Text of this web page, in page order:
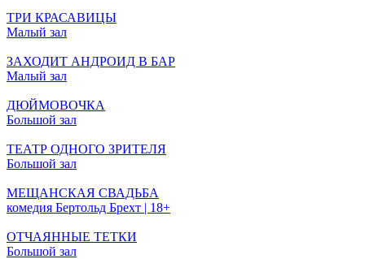
ТРИ КРАСАВИЦЫ
Малый зал
ЗАХОДИТ АНДРОИД В БАР
Малый зал
ДЮЙМОВОЧКА
Большой зал
ТЕАТР ОДНОГО ЗРИТЕЛЯ
Большой зал
МЕЩАНСКАЯ СВАДЬБА
комедия Бертольд Брехт | 18+
ОТЧАЯННЫЕ ТЕТКИ
Большой зал